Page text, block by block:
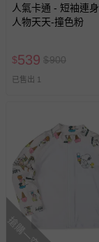
人氣卡通 - 短袖連
人物天天-撞色粉
$539 $900
已售出 1
搶購一空